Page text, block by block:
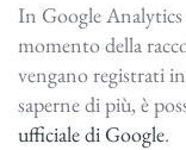
In Google
momento della
vengano registrati
saperne di più, è
ufficiale di Google.